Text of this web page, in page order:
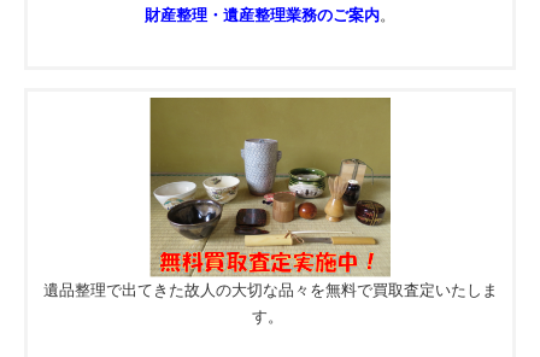
財産整理・遺産整理業務のご案内。
遺品整理で出てきた故人の大切な品々を無料で買取査定いたしま
す。